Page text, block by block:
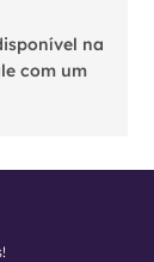
na
com um